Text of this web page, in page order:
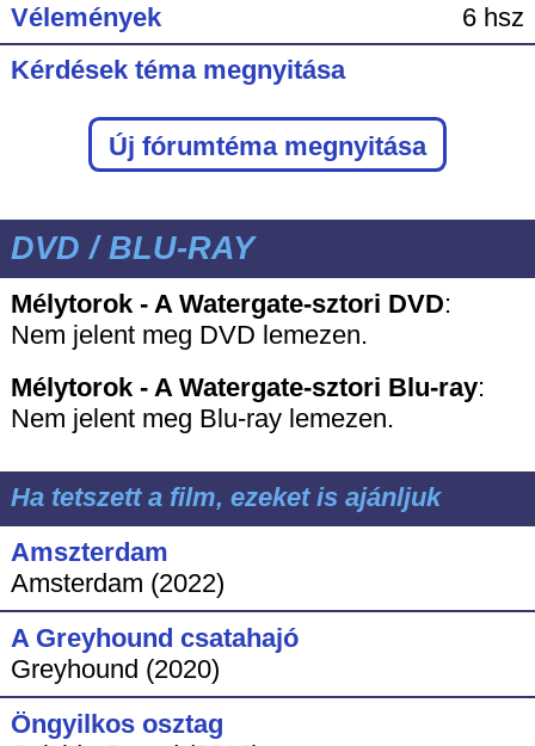
Vélemények
6 hsz
Kérdések téma megnyitása
Új fórumtéma megnyitása
DVD / BLU-RAY
Mélytorok - A Watergate-sztori DVD:
Nem jelent meg DVD lemezen.
Mélytorok - A Watergate-sztori Blu-ray:
Nem jelent meg Blu-ray lemezen.
Ha tetszett a film, ezeket is ajánljuk
Amszterdam
Amsterdam (2022)
A Greyhound csatahajó
Greyhound (2020)
Öngyilkos osztag